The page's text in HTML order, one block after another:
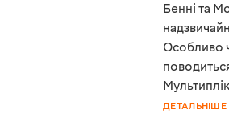
Бенні та
Особливо
ДЕТАЛЬНІШЕ